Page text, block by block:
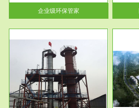
企业级环保管家
活动中...
服务范围
市政固废处理
蔚蓝生态环境科技所从事的市政